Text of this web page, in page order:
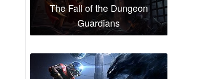
The Fall of the Dungeon
Guardians